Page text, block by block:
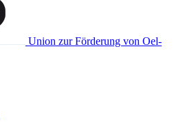
Union zur Förderung von Oel-